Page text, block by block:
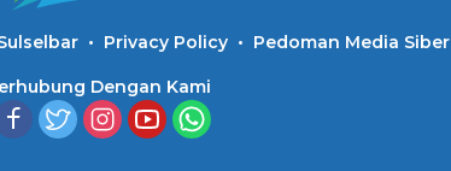
Privacy Policy Pedoman Media Siber
Dengan Kami